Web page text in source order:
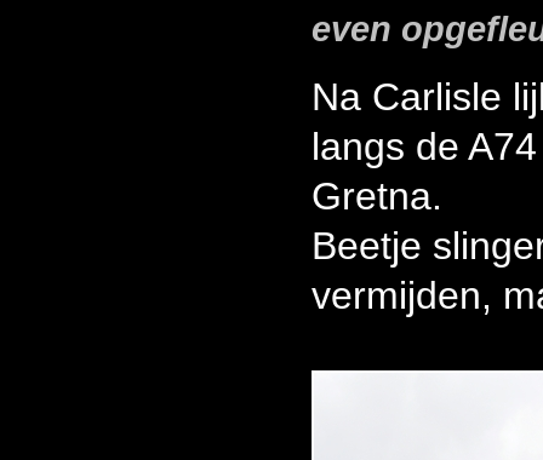
even
Na Carlisle
langs de
Gretna.
Beetje
vermijden,